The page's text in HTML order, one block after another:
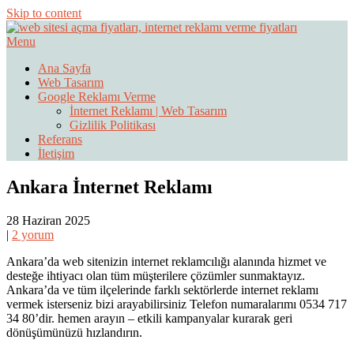
Skip to content
Web Sitesi Açma, İnternet Sitesi
Fiyatları
Menu
Ana Sayfa
Web Tasarım
Google Reklamı Verme
İnternet Reklamı | Web Tasarım
Gizlilik Politikası
Referans
İletişim
Ankara İnternet Reklamı
28 Haziran 2025
| 2 yorum
Ankara’da web sitenizin internet reklamcılığı alanında hizmet ve
desteğe ihtiyacı olan tüm müşterilere çözümler sunmaktayız.
Ankara’da ve tüm ilçelerinde farklı sektörlerde internet reklamı
vermek isterseniz bizi arayabilirsiniz Telefon numaralarımı 0534 717
34 80’dir. hemen arayın – etkili kampanyalar kurarak geri
dönüşümünüzü hızlandırın.